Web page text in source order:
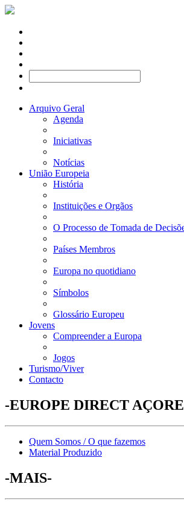
Arquivo Geral
Agenda
Iniciativas
Notícias
União Europeia
História
Instituições e Orgãos
O Processo de Tomada de
Países Membros
Europa no quotidiano
Símbolos
Glossário Europeu
Jovens
Compreender a Europa
Jogos
Turismo/Viver
Contacto
-EUROPE DIRECT
Quem Somos / O que fazemos
Material Produzido
-MAIS-